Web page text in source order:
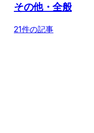
その他・全般
21件の記事